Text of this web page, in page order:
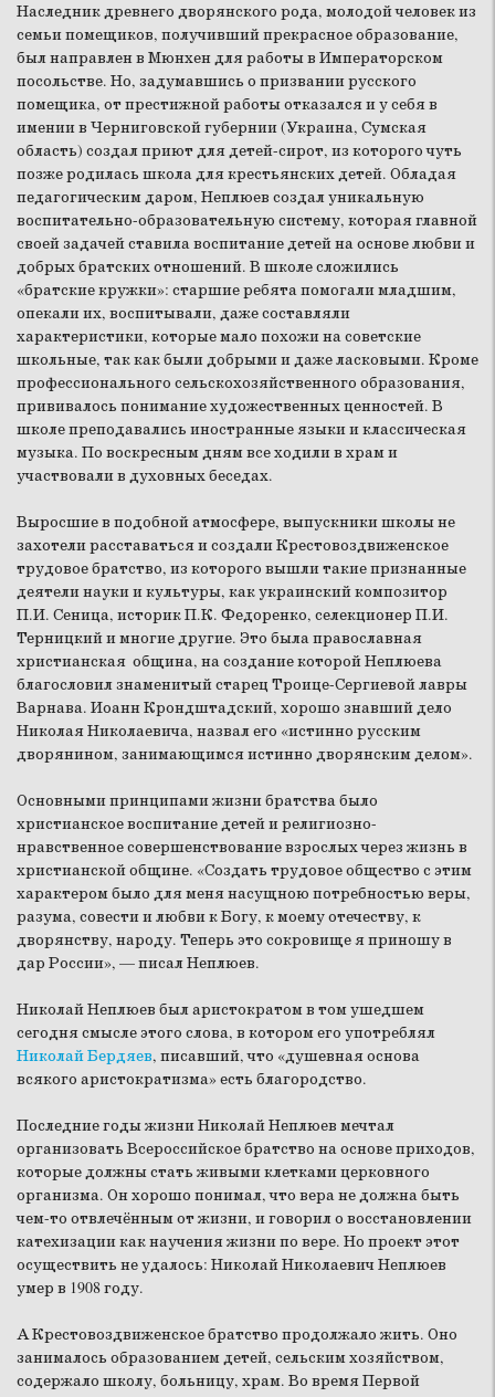
Наследник древнего дворянского рода, молодой человек из
семьи помещиков, получивший прекрасное образование,
был направлен в Мюнхен для работы в Императорском
посольстве. Но, задумавшись о призвании русского
помещика, от престижной работы отказался и у себя в
имении в Черниговской губернии (Украина, Сумская
область) создал приют для детей-сирот, из которого чуть
позже родилась школа для крестьянских детей. Обладая
педагогическим даром, Неплюев создал уникальную
воспитательно-образовательную систему, которая главной
своей задачей ставила воспитание детей на основе любви и
добрых братских отношений. В школе сложились
«братские кружки»: старшие ребята помогали младшим,
опекали их, воспитывали, даже составляли
характеристики, которые мало похожи на советские
школьные, так как были добрыми и даже ласковыми. Кроме
профессионального сельскохозяйственного образования,
прививалось понимание художественных ценностей. В
школе преподавались иностранные языки и классическая
музыка. По воскресным дням все ходили в храм и
участвовали в духовных беседах.
Выросшие в подобной атмосфере, выпускники школы не
захотели расставаться и создали Крестовоздвиженское
трудовое братство, из которого вышли такие признанные
деятели науки и культуры, как украинский композитор
П.И. Сеница, историк П.К. Федоренко, селекционер П.И.
Терницкий и многие другие. Это была православная
христианская община, на создание которой Неплюева
благословил знаменитый старец Троице-Сергиевой лавры
Варнава. Иоанн Крондштадский, хорошо знавший дело
Николая Николаевича, назвал его «истинно русским
дворянином, занимающимся истинно дворянским делом».
Основными принципами жизни братства было
христианское воспитание детей и религиозно-
нравственное совершенствование взрослых через жизнь в
христианской общине. «Создать трудовое общество с этим
характером было для меня насущною потребностью веры,
разума, совести и любви к Богу, к моему отечеству, к
дворянству, народу. Теперь это сокровище я приношу в
дар России», — писал Неплюев.
Николай Неплюев был аристократом в том ушедшем
сегодня смысле этого слова, в котором его употреблял
Николай Бердяев, писавший, что «душевная основа
всякого аристократизма» есть благородство.
Последние годы жизни Николай Неплюев мечтал
организовать Всероссийское братство на основе приходов,
которые должны стать живыми клетками церковного
организма. Он хорошо понимал, что вера не должна быть
чем-то отвлечённым от жизни, и говорил о восстановлении
катехизации как научения жизни по вере. Но проект этот
осуществить не удалось: Николай Николаевич Неплюев
умер в 1908 году.
А Крестовоздвиженское братство продолжало жить. Оно
занималось образованием детей, сельским хозяйством,
содержало школу, больницу, храм. Во время Первой